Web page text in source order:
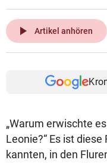
play_arrow Artikel anhören
„Warum erwischte
Leonie?“ Es ist
kannten, in den